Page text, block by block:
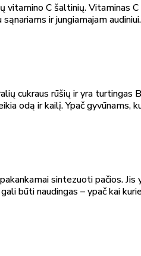
vitamino C šaltinių. Vitaminas
ir jungiamajam
cukraus rūšių ir yra turtingas
odą ir kailį. Ypač
sintezuoti pačios. Jis
būti naudingas – ypač kai